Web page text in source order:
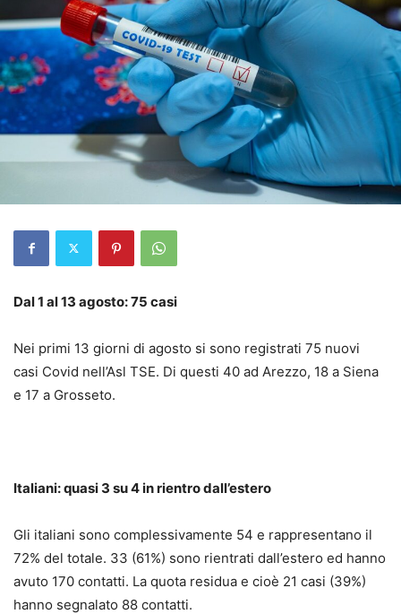
Dal 1 al 13 agosto: 75 casi
Nei primi 13 giorni di agosto si sono registrati 75 nuovi
casi Covid nell’Asl TSE. Di questi 40 ad Arezzo, 18 a Siena
e 17 a Grosseto.
Italiani: quasi 3 su 4 in rientro dall’estero
Gli italiani sono complessivamente 54 e rappresentano il
72% del totale. 33 (61%) sono rientrati dall’estero ed hanno
avuto 170 contatti. La quota residua e cioè 21 casi (39%)
hanno segnalato 88 contatti.